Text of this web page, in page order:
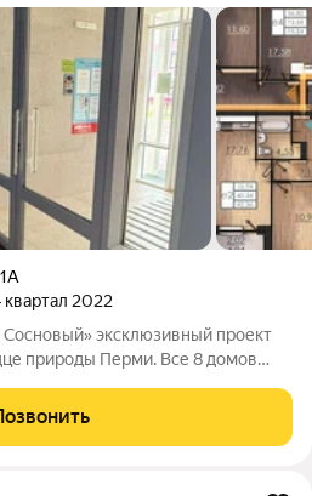
1А
квартал 2022
проект
природы Перми. Все 8 домов
красота природы.
в